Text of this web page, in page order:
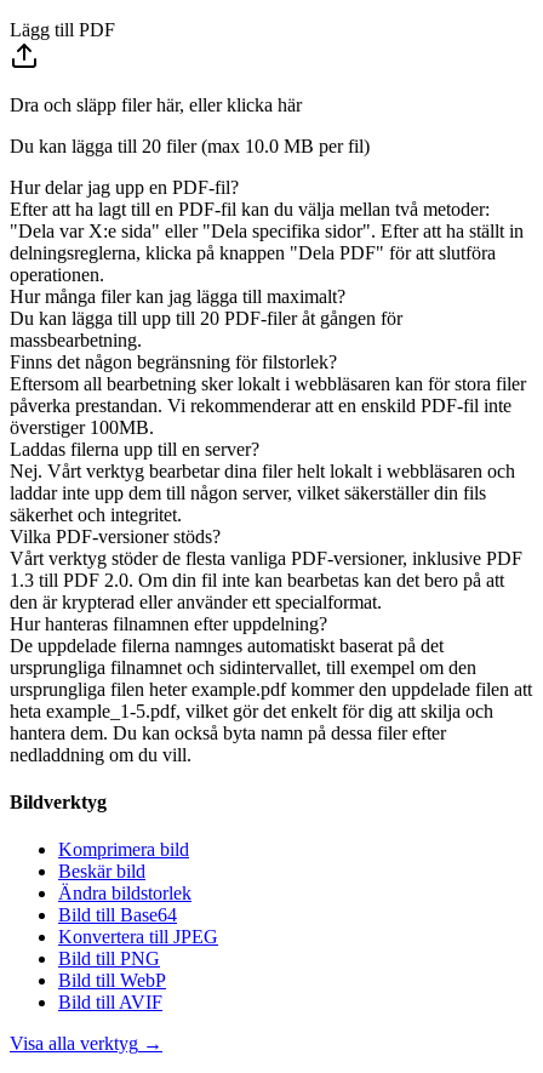
Lägg till PDF
Dra och släpp filer här, eller klicka här
Du kan lägga till 20 filer (max 10.0 MB per fil)
Hur delar jag upp en PDF-fil?
Efter att ha lagt till en PDF-fil kan du välja mellan två metoder:
"Dela var X:e sida" eller "Dela specifika sidor". Efter att ha ställt in
delningsreglerna, klicka på knappen "Dela PDF" för att slutföra
operationen.
Hur många filer kan jag lägga till maximalt?
Du kan lägga till upp till 20 PDF-filer åt gången för
massbearbetning.
Finns det någon begränsning för filstorlek?
Eftersom all bearbetning sker lokalt i webbläsaren kan för stora filer
påverka prestandan. Vi rekommenderar att en enskild PDF-fil inte
överstiger 100MB.
Laddas filerna upp till en server?
Nej. Vårt verktyg bearbetar dina filer helt lokalt i webbläsaren och
laddar inte upp dem till någon server, vilket säkerställer din fils
säkerhet och integritet.
Vilka PDF-versioner stöds?
Vårt verktyg stöder de flesta vanliga PDF-versioner, inklusive PDF
1.3 till PDF 2.0. Om din fil inte kan bearbetas kan det bero på att
den är krypterad eller använder ett specialformat.
Hur hanteras filnamnen efter uppdelning?
De uppdelade filerna namnges automatiskt baserat på det
ursprungliga filnamnet och sidintervallet, till exempel om den
ursprungliga filen heter example.pdf kommer den uppdelade filen att
heta example_1-5.pdf, vilket gör det enkelt för dig att skilja och
hantera dem. Du kan också byta namn på dessa filer efter
nedladdning om du vill.
Bildverktyg
Komprimera bild
Beskär bild
Ändra bildstorlek
Bild till Base64
Konvertera till JPEG
Bild till PNG
Bild till WebP
Bild till AVIF
Visa alla verktyg →